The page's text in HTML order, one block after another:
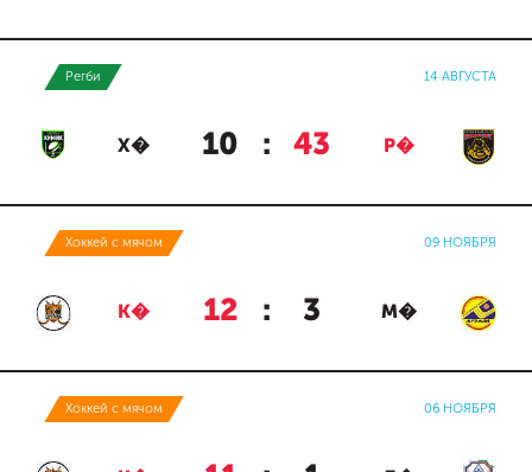
Регби 14 АВГУСТА
Х� 10 : 43 Р�
Хоккей с мячом 09 НОЯБРЯ
К� 12 : 3 М�
Хоккей с мячом 06 НОЯБРЯ